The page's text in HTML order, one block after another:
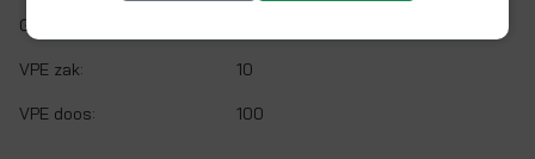
Gaskeur:
VPE zak: 10
VPE doos: 100